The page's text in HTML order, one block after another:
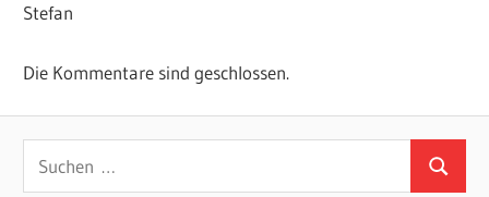
Stefan
Die Kommentare sind geschlossen.
Suchen
nach:
Suchen